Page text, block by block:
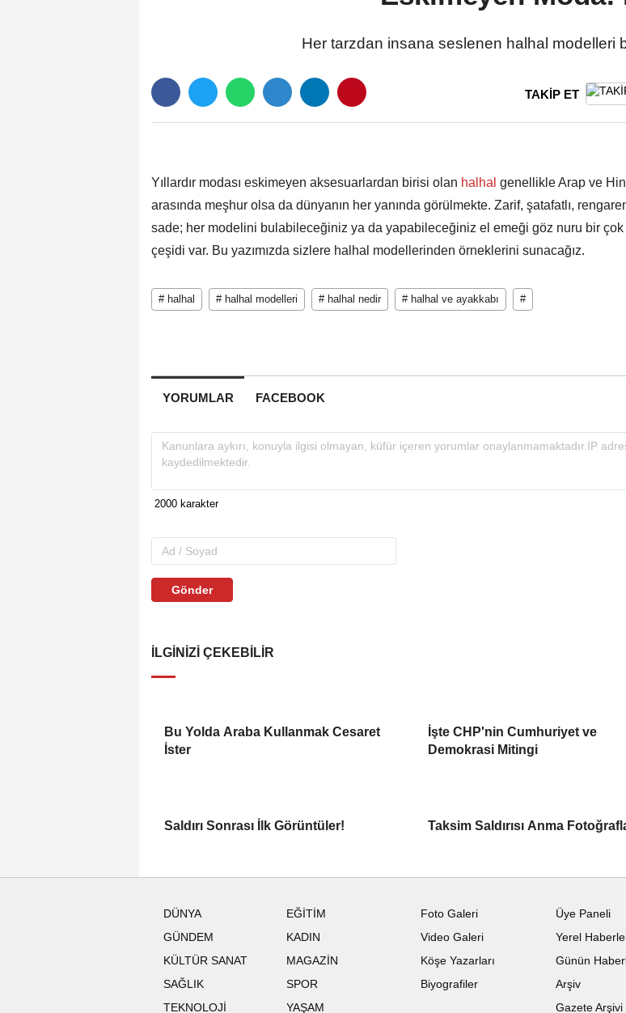
Her tarzdan insana seslenen halhal modelleri
TAKİP ET
Yıllardır modası eskimeyen aksesuarlardan birisi olan halhal genellikle Arap ve
arasında meşhur olsa da dünyanın her yanında görülmekte. Zarif, şatafatlı,
sade; her modelini bulabileceğiniz ya da yapabileceğiniz el emeği göz nuru bir çok
çeşidi var. Bu yazımızda sizlere halhal modellerinden örneklerini sunacağız.
# halhal # halhal modelleri # halhal nedir # halhal ve ayakkabı #
YORUMLAR FACEBOOK
Gönder
İLGINIZI ÇEKEBILIR
Bu Yolda Araba Kullanmak Cesaret
İster
İşte CHP'nin Cumhuriyet ve
Demokrasi Mitingi
Saldırı Sonrası İlk Görüntüler! Taksim Saldırısı Anma
DÜNYA
EĞİTİM
GÜNDEM
KADIN
KÜLTÜR SANAT
MAGAZİN
SAĞLIK
SPOR
TEKNOLOJİ
YAŞAM
Foto Galeri
Video Galeri
Köşe Yazarları
Biyografiler
Üye Paneli
Yerel
Günün
Arşiv
Gazete Arşivi